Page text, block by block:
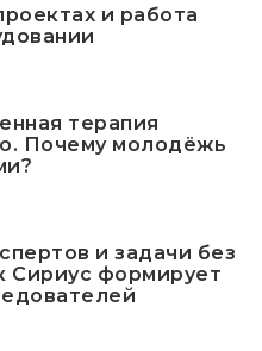
и работа
терапия
Почему молодёжь
и задачи без
Сириус формирует